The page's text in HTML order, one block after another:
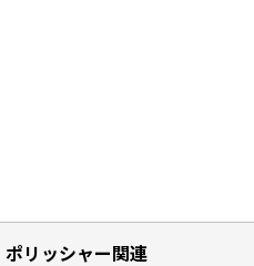
ポリッシャー関連